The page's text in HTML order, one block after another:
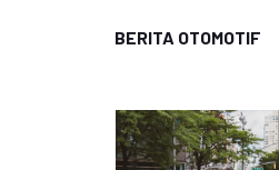
BERITA OTOMOTIF